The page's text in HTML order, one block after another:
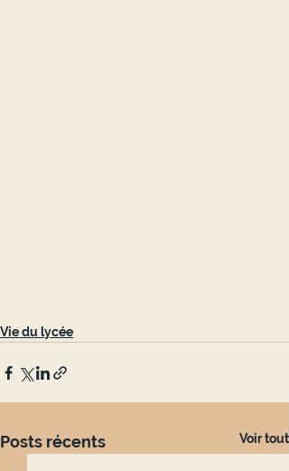
Vie du lycée
Posts récents Voir tout